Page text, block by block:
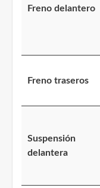
Freno delantero
Freno traseros
Suspensión
delantera